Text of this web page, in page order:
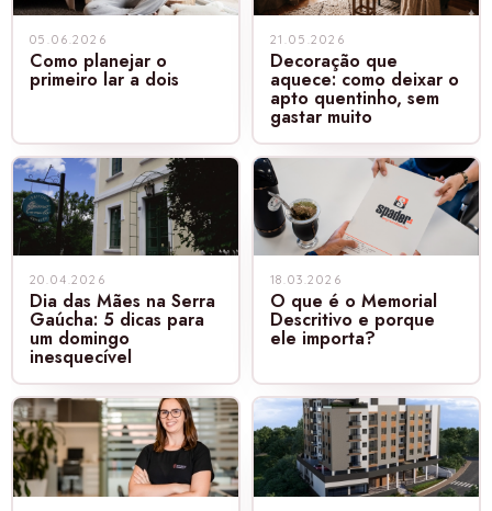
05.06.2026
Como planejar o
primeiro lar a dois
21.05.2026
Decoração que
aquece: como deixar o
apto quentinho, sem
gastar muito
20.04.2026
Dia das Mães na Serra
Gaúcha: 5 dicas para
um domingo
inesquecível
18.03.2026
O que é o Memorial
Descritivo e porque
ele importa?